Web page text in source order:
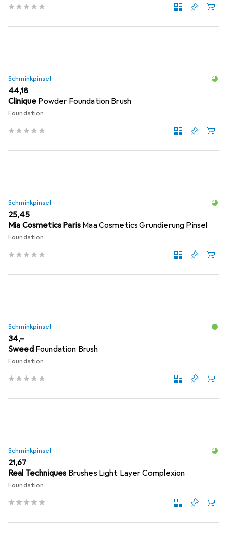
Schminkpinsel
EUR
44,18
Clinique Powder Foundation Brush
Foundation
Schminkpinsel
EUR
25,45
Mia Cosmetics Paris Maa Cosmetics Grundierung Pinsel
Foundation
Schminkpinsel
EUR
34,–
Sweed Foundation Brush
Foundation
Schminkpinsel
EUR
21,67
Real Techniques Brushes Light Layer Complexion
Foundation